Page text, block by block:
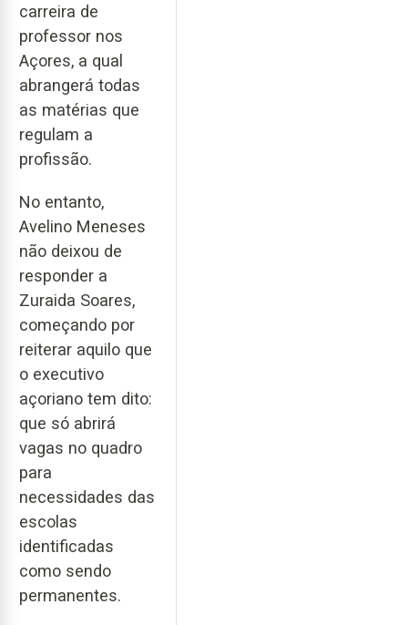
carreira de
professor nos
Açores, a qual
abrangerá todas
as matérias que
regulam a
profissão.
No entanto,
Avelino Meneses
não deixou de
responder a
Zuraida Soares,
começando por
reiterar aquilo que
o executivo
açoriano tem dito:
que só abrirá
vagas no quadro
para
necessidades das
escolas
identificadas
como sendo
permanentes.